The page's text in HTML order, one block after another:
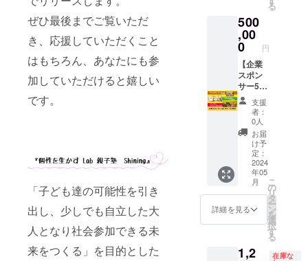
ぜひ最後までご覧いただ
き、応援していただくこと
はもちろん、あなたにも参
加していただけると嬉しい
です。
「子ども達の可能性を引き
出し、少しでも自立した大
人となり社会参加できる未
来をつくる」を目的とした
く場合
があり
ます。
お断り
させて
いただ
いた場
合にお
いても
返金は
いたし
かねま
す。 ※
掲載期
間は
2024年
5月から
1年間で
す。
ポン
サー様
のご紹
介をさ
せてた
だきま
す。 ※
掲載す
る企業
名とリ
ンクを
備考欄
にご記
入くだ
さい。
※ネット
ワーク
販売や
企業イ
メージ
する場
企業
名・ロ
ゴ・紹
介文を
掲載さ
せてい
ただき
ます。
http://c
ondition
inglab.c
o.jp ②
協賛企
業とし
て企業
名を店
舗にパ
ネル展
示させ
ていた
す。 イ
る
500
,00
0 円
【企業
スポン
サー50
万円（2
年
間）】
コン
ディ
ショニ
ングラ
ボの企
業スポ
ンサー
になれ
る権利
です。
企業
支援
者：
0人
お届
け予
定：
2024
年05
月
詳細を見る
こ
の
リ
タ
ー
ン
を
選
択
す
る
1,2 在庫な